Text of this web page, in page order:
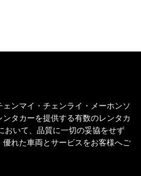
ンマイ・チェンライ・メーホンソ
タカーを提供する有数のレンタカ
おいて、品質に一切の妥協をせず
れた車両とサービスをお客様へご